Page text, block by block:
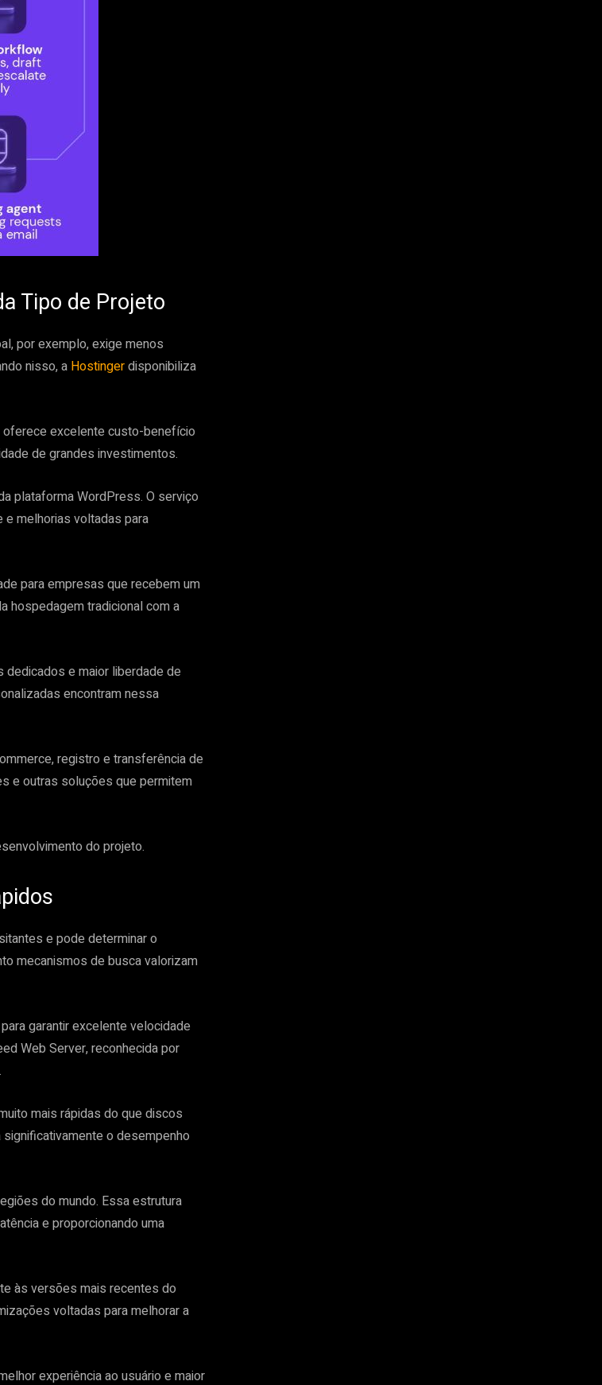
Tipo de Projeto
por exemplo, exige menos
nisso, a Hostingerdisponibiliza
oferece excelente custo-benefício
de grandes investimentos.
plataforma WordPress. O serviço
e melhorias voltadas para
para empresas que recebem um
hospedagem tradicional com a
e maior liberdade de
encontram nessa
registro e transferência de
e outras soluções que permitem
do projeto.
e pode determinar o
mecanismos de busca valorizam
garantir excelente velocidade
Web Server, reconhecida por
mais rápidas do que discos
o desempenho
do mundo. Essa estrutura
e proporcionando uma
às versões mais recentes do
voltadas para melhorar a
experiência ao usuário e maior